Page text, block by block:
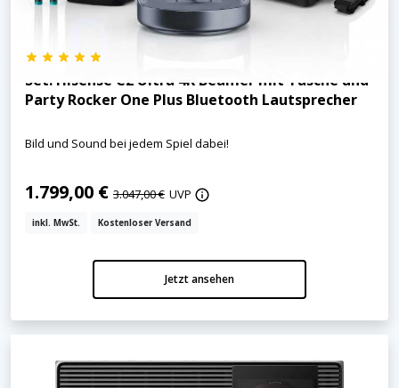
Set: Hisense C2 Ultra 4K Beamer mit Tasche und
Party Rocker One Plus Bluetooth Lautsprecher
Bild und Sound bei jedem Spiel dabei!
1.799,00 € 3.047,00 € UVP
inkl. MwSt. Kostenloser Versand
Jetzt ansehen